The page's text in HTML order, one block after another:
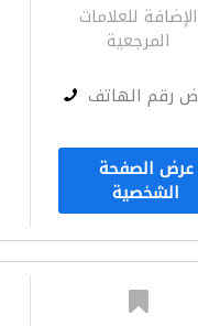
الإضافة للعلامات
المرجعية
رقم الهاتف
عرض الصفحة
الشخصية